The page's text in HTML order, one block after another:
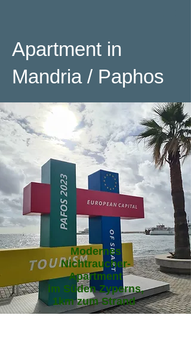
Apartment in
Mandria / Paphos
Modernes
Nichtraucher-
Apartment
im Süden Zyperns,
1km zum Strand